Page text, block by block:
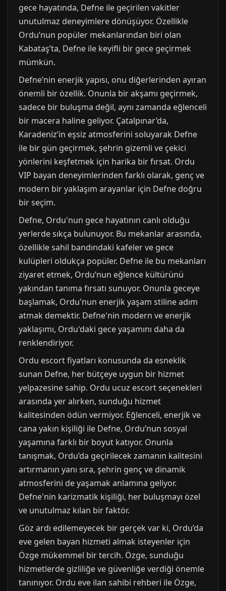
gece hayatında, Defne ile geçirilen vakitler
unutulmaz deneyimlere dönüşüyor. Özellikle
Ordu’nun popüler mekanlarından biri olan
Kabataş’ta, Defne ile keyifli bir gece geçirmek
mümkün.
Defne’nin enerjik yapısı, onu diğerlerinden ayıran
önemli bir özellik. Onunla bir akşamı geçirmek,
sadece bir buluşma değil, aynı zamanda eğlenceli
bir macera haline geliyor. Çatalpınar’da,
Karadeniz’in eşsiz atmosferini soluyarak Defne
ile bir gün geçirmek, şehrin gizemli ve çekici
yönlerini keşfetmek için harika bir fırsat. Ordu
VIP bayan deneyimlerinden farklı olarak, genç ve
modern bir yaklaşım arayanlar için Defne doğru
bir seçim.
Defne, Ordu'nun gece hayatının canlı olduğu
yerlerde sıkça bulunuyor. Bu mekanlar arasında,
özellikle sahil bandındaki kafeler ve gece
kulüpleri oldukça popüler. Defne ile bu mekanları
ziyaret etmek, Ordu’nun eğlence kültürünü
yakından tanıma fırsatı sunuyor. Onunla geceye
başlamak, Ordu'nun enerjik yaşam stiline adım
atmak demektir. Defne'nin modern ve enerjik
yaklaşımı, Ordu'daki gece yaşamını daha da
renklendiriyor.
Ordu escort fiyatları konusunda da esneklik
sunan Defne, her bütçeye uygun bir hizmet
yelpazesine sahip. Ordu ucuz escort seçenekleri
arasında yer alırken, sunduğu hizmet
kalitesinden ödün vermiyor. Eğlenceli, enerjik ve
cana yakın kişiliği ile Defne, Ordu’nun sosyal
yaşamına farklı bir boyut katıyor. Onunla
tanışmak, Ordu’da geçirilecek zamanın kalitesini
artırmanın yanı sıra, şehrin genç ve dinamik
atmosferini de yaşamak anlamına geliyor.
Defne'nin karizmatik kişiliği, her buluşmayı özel
ve unutulmaz kılan bir faktör.
Göz ardı edilemeyecek bir gerçek var ki, Ordu’da
eve gelen bayan hizmeti almak isteyenler için
Özge mükemmel bir tercih. Özge, sunduğu
hizmetlerde gizliliğe ve güvenliğe verdiği önemle
tanınıyor. Ordu eve ilan sahibi rehberi ile Özge,